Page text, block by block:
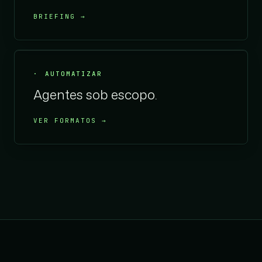
BRIEFING →
AUTOMATIZAR
Agentes sob escopo.
VER FORMATOS →